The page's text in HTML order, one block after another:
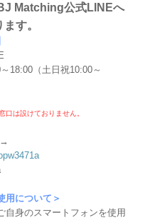
Matching公式LINEへ
す。
18:00（土日祝10:00～
は設けておりません。
→
用について＞
自身のスマートフォンを使用